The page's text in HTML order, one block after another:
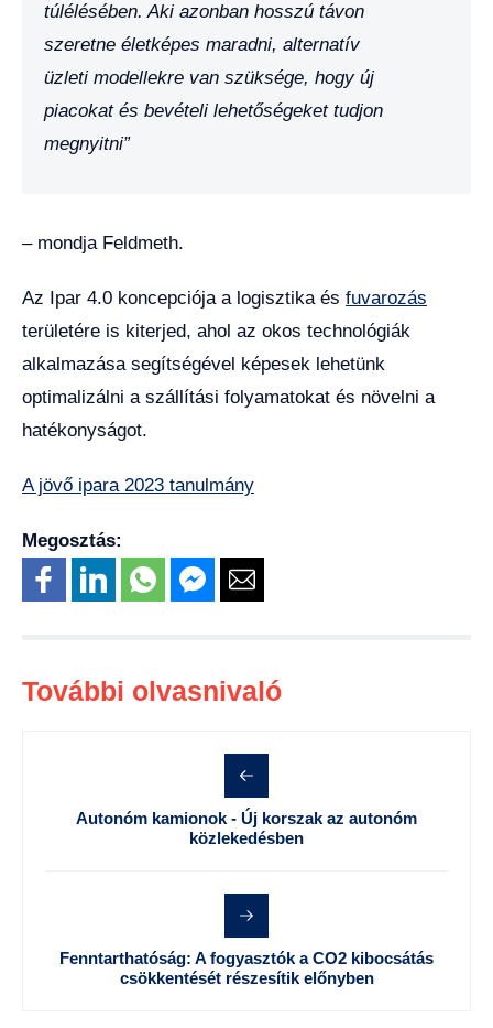
túlélésében. Aki azonban hosszú távon
szeretne életképes maradni, alternatív
üzleti modellekre van szüksége, hogy új
piacokat és bevételi lehetőségeket tudjon
megnyitni”
– mondja Feldmeth.
Az Ipar 4.0 koncepciója a logisztika és fuvarozás
területére is kiterjed, ahol az okos technológiák
alkalmazása segítségével képesek lehetünk
optimalizálni a szállítási folyamatokat és növelni a
hatékonyságot.
A jövő ipara 2023 tanulmány
Megosztás:
További olvasnivaló
Autonóm kamionok - Új korszak az autonóm
közlekedésben
Fenntarthatóság: A fogyasztók a CO2 kibocsátás
csökkentését részesítik előnyben